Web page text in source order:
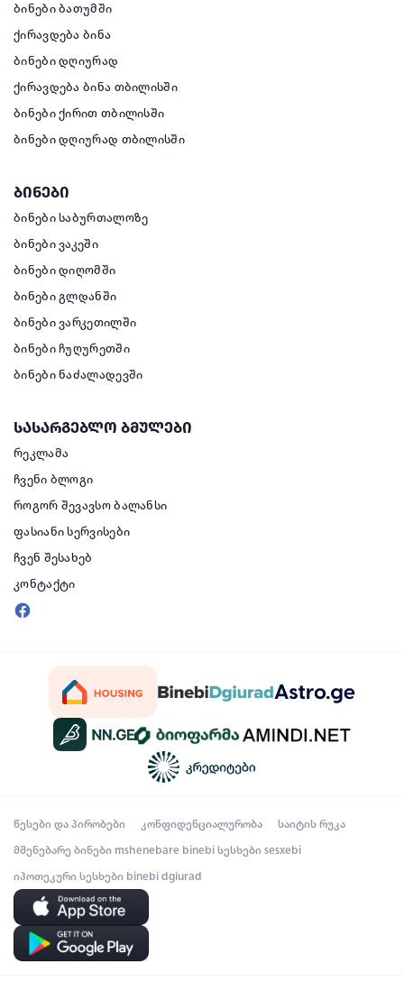
ბინები ბათუმში
ქირავდება ბინა
ბინები დღიურად
ქირავდება ბინა თბილისში
ბინები ქირით თბილისში
ბინები დღიურად თბილისში
ბინები
ბინები საბურთალოზე
ბინები ვაკეში
ბინები დიღომში
ბინები გლდანში
ბინები ვარკეთილში
ბინები ჩუღურეთში
ბინები ნაძალადევში
სასარგებლო ბმულები
რეკლამა
ჩვენი ბლოგი
როგორ შევავსო ბალანსი
ფასიანი სერვისები
ჩვენ შესახებ
კონტაქტი
წესები და პირობები კონფიდენციალურობა საიტის რუკა
მშენებარე ბინები mshenebare binebi სესხები sesxebi
იპოთეკური სესხები binebi dgiurad